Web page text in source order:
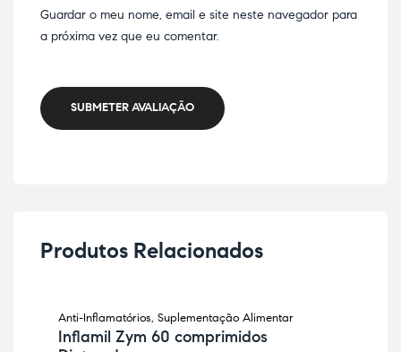
Guardar o meu nome, email e site neste navegador para
a próxima vez que eu comentar.
SUBMETER AVALIAÇÃO
Produtos Relacionados
Anti-Inflamatórios, Suplementação Alimentar
Inflamil Zym 60 comprimidos